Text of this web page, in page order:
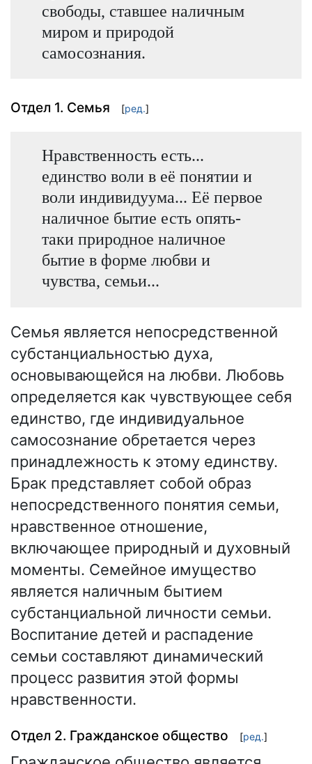
свободы, ставшее наличным
миром и природой
самосознания.
Отдел 1. Семья [ред.]
Нравственность есть...
единство воли в её понятии и
воли индивидуума... Её первое
наличное бытие есть опять-
таки природное наличное
бытие в форме любви и
чувства, семьи...
Семья является непосредственной
субстанциальностью духа,
основывающейся на любви. Любовь
определяется как чувствующее себя
единство, где индивидуальное
самосознание обретается через
принадлежность к этому единству.
Брак представляет собой образ
непосредственного понятия семьи,
нравственное отношение,
включающее природный и духовный
моменты. Семейное имущество
является наличным бытием
субстанциальной личности семьи.
Воспитание детей и распадение
семьи составляют динамический
процесс развития этой формы
нравственности.
Отдел 2. Гражданское общество [ред.]